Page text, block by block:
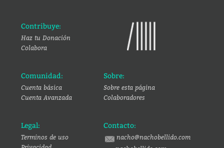
Contribuye:
Haz tu Donación
Colabora
Comunidad:
Cuenta básica
Cuenta Avanzada
Sobre:
Sobre esta página
Colaboradores
Legal:
Terminos de uso
Contacto:
nacho@nachobellido.com